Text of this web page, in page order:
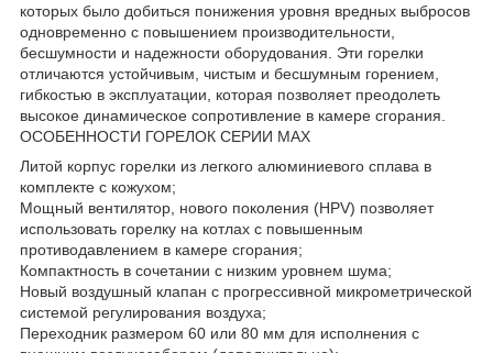
которых было добиться понижения уровня вредных выбросов
одновременно с повышением производительности,
бесшумности и надежности оборудования. Эти горелки
отличаются устойчивым, чистым и бесшумным горением,
гибкостью в эксплуатации, которая позволяет преодолеть
высокое динамическое сопротивление в камере сгорания.
ОСОБЕННОСТИ ГОРЕЛОК СЕРИИ MAX
Литой корпус горелки из легкого алюминиевого сплава в
комплекте с кожухом;
Мощный вентилятор, нового поколения (HPV) позволяет
использовать горелку на котлах с повышенным
противодавлением в камере сгорания;
Компактность в сочетании с низким уровнем шума;
Новый воздушный клапан с прогрессивной микрометрической
системой регулирования воздуха;
Переходник размером 60 или 80 мм для исполнения с